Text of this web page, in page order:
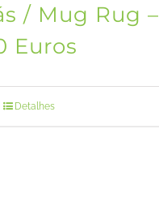
/ Mug Rug –
Euros
Detalhes